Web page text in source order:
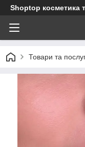
Shoptop косметика
Товари та